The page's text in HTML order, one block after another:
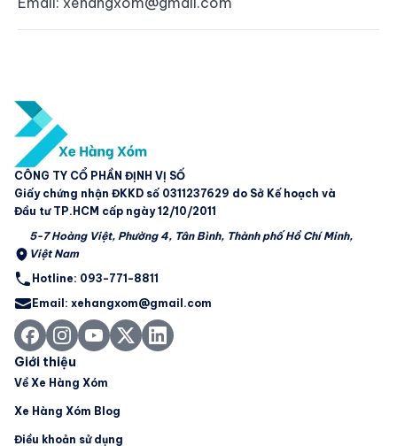
CÔNG TY CỔ PHẦN ĐỊNH VỊ SỐ
Giấy chứng nhận ĐKKD số 0311237629 do Sở Kế hoạch và
Đầu tư TP.HCM cấp ngày 12/10/2011
5-7 Hoàng Việt, Phường 4, Tân Bình, Thành phố Hồ Chí Minh,
Việt Nam
Hotline: 093-771-8811
Email: xehangxom@gmail.com
Giới thiệu
Về Xe Hàng Xóm
Xe Hàng Xóm Blog
Điều khoản sử dụng